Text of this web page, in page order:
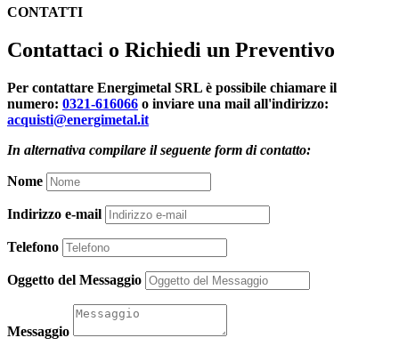
CONTATTI
Contattaci o Richiedi un Preventivo
Per contattare Energimetal SRL è possibile chiamare il
numero: 0321-616066 o inviare una mail all'indirizzo:
acquisti@energimetal.it
In alternativa compilare il seguente form di contatto:
Nome
Indirizzo e-mail
Telefono
Oggetto del Messaggio
Messaggio